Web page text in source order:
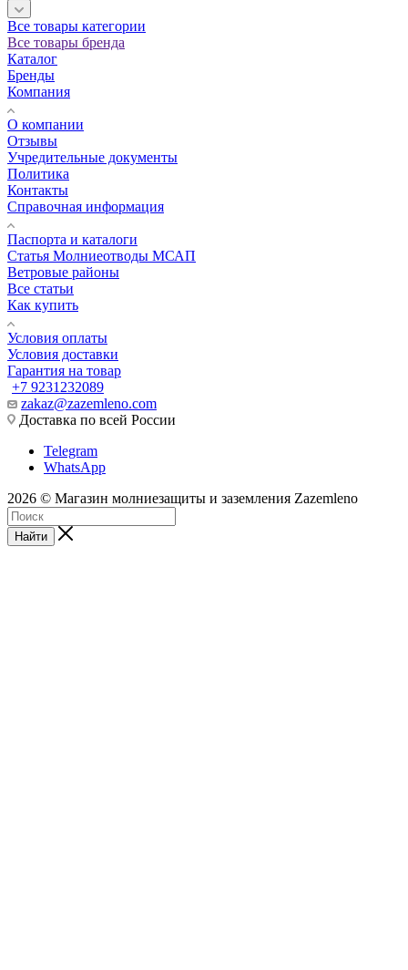
Все товары категории
Все товары бренда
Каталог
Бренды
Компания
О компании
Отзывы
Учредительные документы
Политика
Контакты
Справочная информация
Паспорта и каталоги
Статья Молниеотводы МСАП
Ветровые районы
Все статьи
Как купить
Условия оплаты
Условия доставки
Гарантия на товар
+7 9231232089
zakaz@zazemleno.com
Доставка по всей России
Telegram
WhatsApp
2026 © Магазин молниезащиты и заземления Zazemleno
Найти